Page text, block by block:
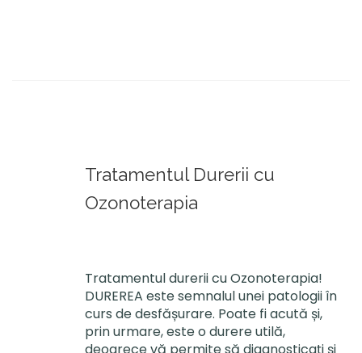
Tratamentul Durerii cu
Ozonoterapia
Tratamentul durerii cu Ozonoterapia!
DUREREA este semnalul unei patologii în
curs de desfășurare. Poate fi acută și,
prin urmare, este o durere utilă,
deoarece vă permite să diagnosticați și